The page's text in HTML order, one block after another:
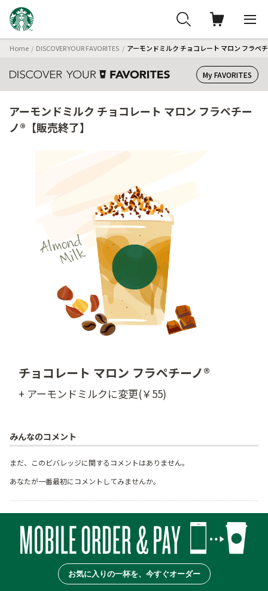
Home DISCOVER YOUR FAVORITES アーモンドミルク チョコレート マロン フラペ
My FAVORITES
アーモンドミルク チョコレート マロン フラペチー
ノ®【販売終了】
チョコレート マロン フラペチーノ®
+ アーモンドミルクに変更(￥55)
みんなのコメント
まだ、このビバレッジに関するコメントはありません。
あなたが一番最初にコメントしてみませんか。
お気に入りの一杯を、今すぐオーダー